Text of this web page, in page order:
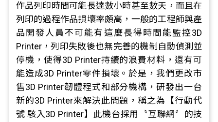
作品列印時間可能長達數小時甚至數天，而且在
列印的過程作品損壞率頗高，一般的工程師與產
品開發人員不可能有這麼長得時間能監控3D
Printer，列印失敗後也無完善的機制自動偵測並
停機，使得3D Printer持續的浪費材料，還有可
能造成3D Printer零件損壞。於是，我們更改市
售3D Printer韌體程式和部分機構，研發出一台
新的3D Printer來解決此問題，稱之為【行動代
號 駭入3D Printer】此機台採用〝互聯網〞的技